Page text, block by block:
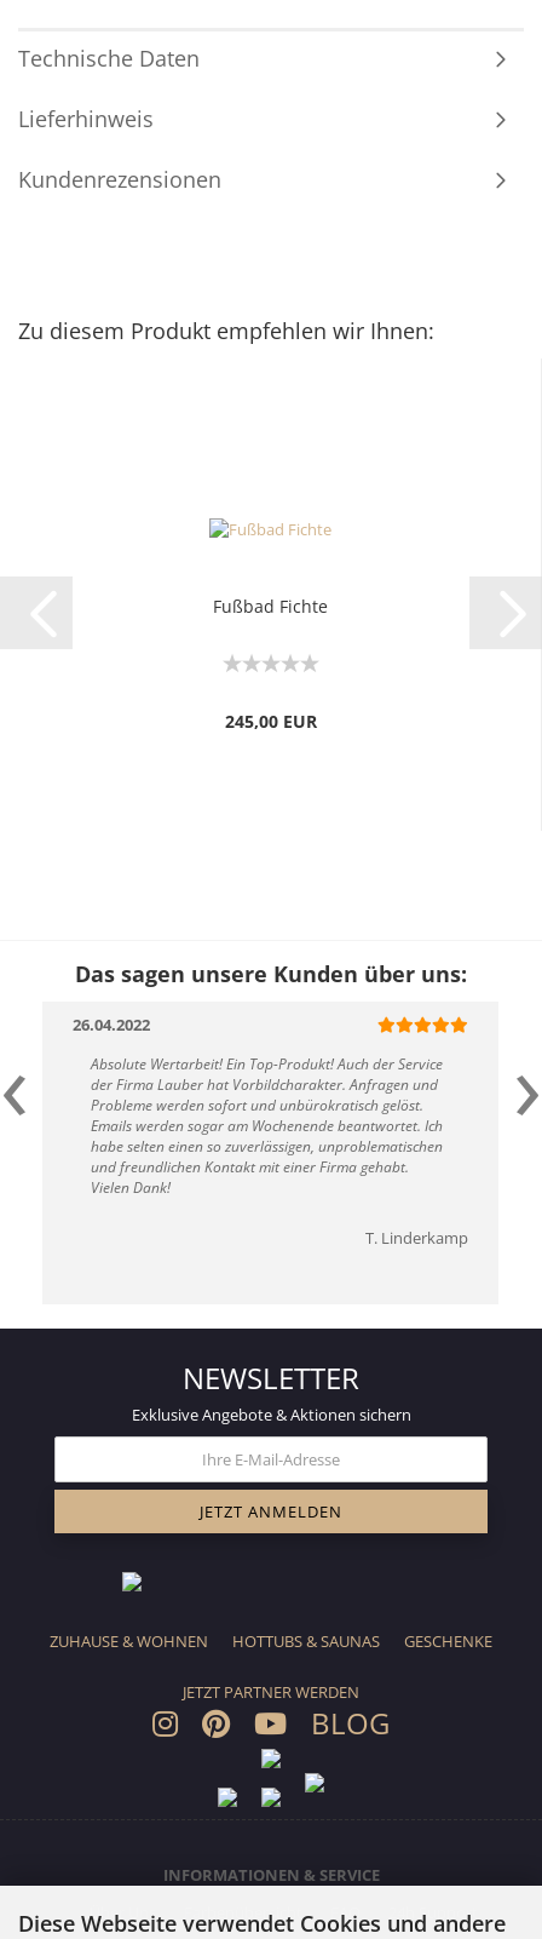
Diese Webseite verwendet Cookies und andere
Technische Daten
Lieferhinweis
Kundenrezensionen
Zu diesem Produkt empfehlen wir Ihnen:
Fußbad Fichte
245,00 EUR
Das sagen unsere Kunden über uns:
‹Auch der Service
Anfragen und
gelöst.
beantwortet. Ich
unproblematischen
Firma gehabt.
Die LEDs sehen toll aus und machen einen
Eindruck, außerdem ist das Paket pünktlich
angekommen und die Montage ist auch
schwer.
›
NEWSLETTER
Exklusive Angebote & Aktionen sichern
ZUHAUSE & WOHNEN HOTTUBS & SAUNAS GESCHENKE
JETZT PARTNER WERDEN
BLOG
INFORMATIONEN & SERVICE
Über Uns
Farbenübersicht FAQ 24h Support